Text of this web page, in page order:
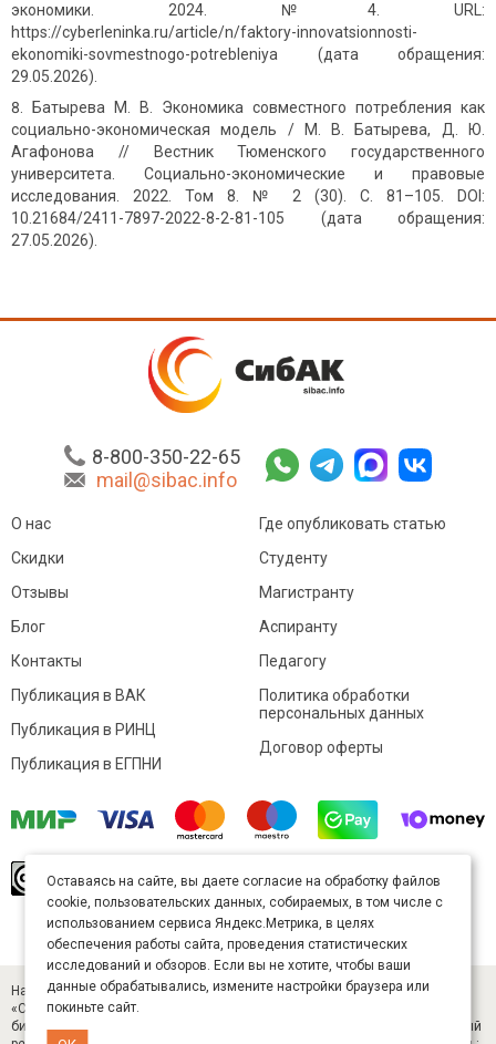
экономики. 2024. №4. URL:
https://cyberleninka.ru/article/n/faktory-innovatsionnosti-
ekonomiki-sovmestnogo-potrebleniya (дата обращения:
29.05.2026).
Батырева М. В. Экономика совместного потребления как
социально-экономическая модель / М. В. Батырева, Д. Ю.
Агафонова // Вестник Тюменского государственного
университета. Социально-экономические и правовые
исследования. 2022. Том 8. № 2 (30). С. 81–105. DOI:
10.21684/2411-7897-2022-8-2-81-105 (дата обращения:
27.05.2026).
8-800-350-22-65
mail@sibac.info
О нас
Скидки
Отзывы
Блог
Контакты
Где опубликовать статью
Студенту
Магистранту
Аспиранту
Педагогу
Публикация в ВАК
Публикация в РИНЦ
Публикация в ЕГПНИ
Политика обработки
персональных данных
Договор оферты
произведение доступно полицензии Creative
Commons «Attribution» («Атрибуция») 4.0
Непортированная.
Карта сайта
Научный журнал «Студенческий» (ISSN 2541-9412). Издатель — ООО
«СибАК» (ИНН 5402054157). Размещается в Научной электронной
библиотеке eLIBRARY.RU (договор № 445-11/2019 от 05.11.2019). Главный
Оставаясь на сайте, вы даете согласие на обработку файлов
cookie, пользовательских данных, собираемых, в том числе с
использованием сервиса Яндекс.Метрика, в целях
обеспечения работы сайта, проведения статистических
исследований и обзоров. Если вы не хотите, чтобы ваши
данные обрабатывались, измените настройки браузера или
покиньте сайт.